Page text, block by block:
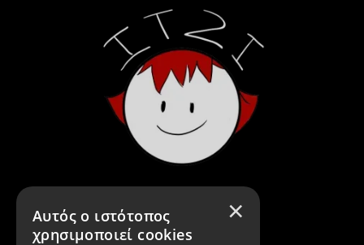
×
Αυτός ο ιστότοπος
χρησιμοποιεί cookies